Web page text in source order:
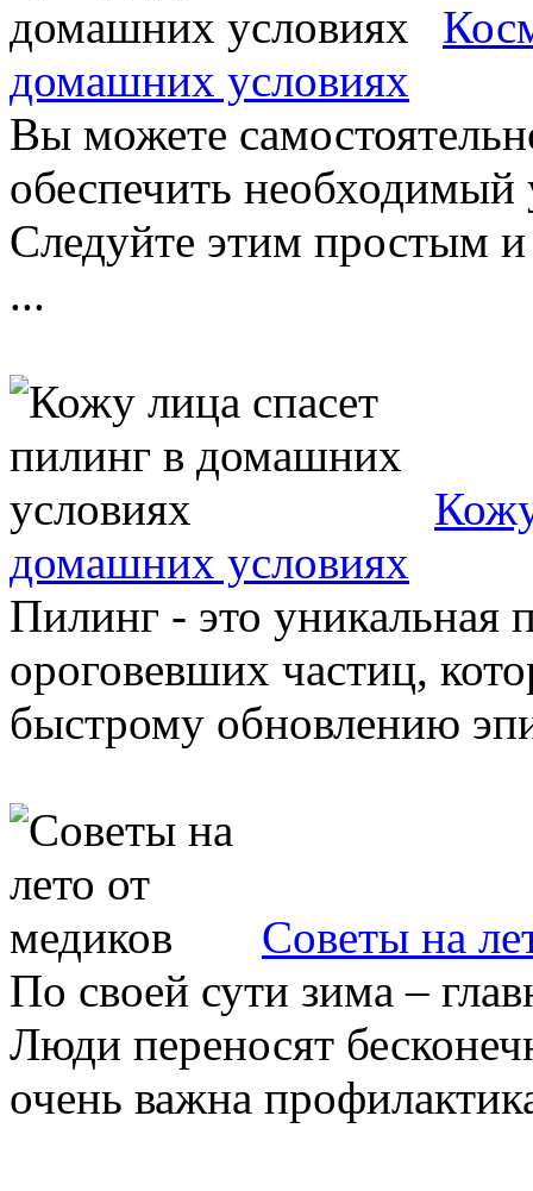
домашних условиях
Вы можете
обеспечить
Следуйте этим простым
...
домашних условиях
Пилинг - это
ороговевших частиц,
быстрому обновлению
Советы на
По своей сути зима –
Люди переносят
очень важна